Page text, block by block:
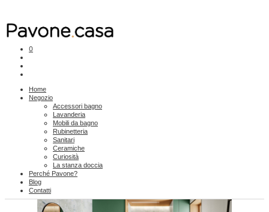
0
Home
Negozio
Accessori bagno
Lavanderia
Mobili da bagno
Rubinetteria
Sanitari
Ceramiche
Curiosità
La stanza doccia
Perché Pavone?
Blog
Contatti